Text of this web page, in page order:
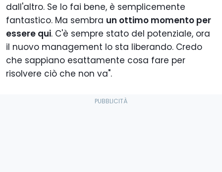
dall'altro. Se lo fai bene, è semplicemente
fantastico. Ma sembra un ottimo momento per
essere qui. C'è sempre stato del potenziale, ora
il nuovo management lo sta liberando. Credo
che sappiano esattamente cosa fare per
risolvere ciò che non va".